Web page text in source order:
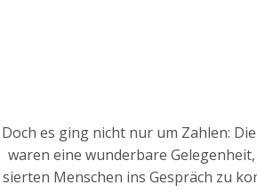
Doch es ging nicht nur um Zah­len:
waren eine wun­der­ba­re
sier­ten Men­schen ins Gespräch zu